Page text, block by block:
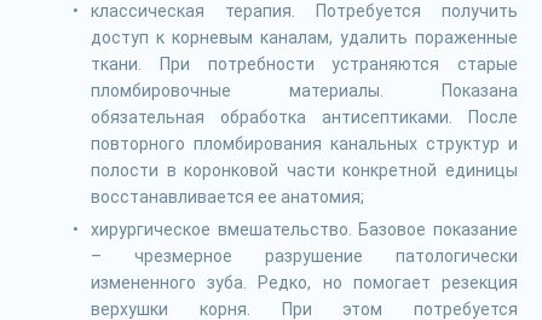
классическая терапия. Потребуется получить
доступ к корневым каналам, удалить пораженные
ткани. При потребности устраняются старые
пломбировочные материалы. Показана
обязательная обработка антисептиками. После
повторного пломбирования канальных структур и
полости в коронковой части конкретной единицы
восстанавливается ее анатомия;
хирургическое вмешательство. Базовое показание
– чрезмерное разрушение патологически
измененного зуба. Редко, но помогает резекция
верхушки корня. При этом потребуется